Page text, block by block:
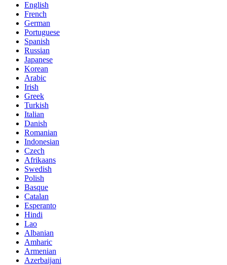
English
French
German
Portuguese
Spanish
Russian
Japanese
Korean
Arabic
Irish
Greek
Turkish
Italian
Danish
Romanian
Indonesian
Czech
Afrikaans
Swedish
Polish
Basque
Catalan
Esperanto
Hindi
Lao
Albanian
Amharic
Armenian
Azerbaijani